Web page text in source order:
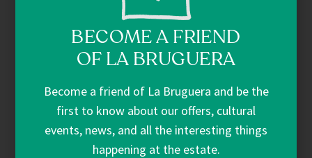
+ Veure més
BECOME A FRIEND
OF LA BRUGUERA
Become a friend of La Bruguera and be the
first to know about our offers, cultural
events, news, and all the interesting things
happening at the estate.